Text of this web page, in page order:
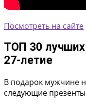
Посмотреть на сайте
ТОП 30
27-летие
В подарок мужчине
следующие